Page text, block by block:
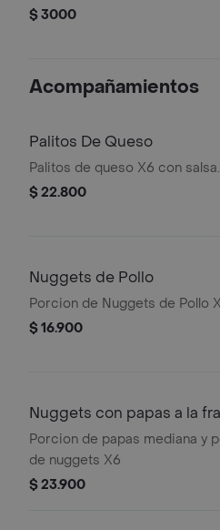
$ 3000
Acompañamientos
Palitos De Queso
Palitos de queso X6 con salsa.
$ 22.800
Nuggets de Pollo
Porcion de Nuggets de Pollo
$ 16.900
Nuggets con papas a la
Porcion de papas mediana y
de nuggets X6
$ 23.900